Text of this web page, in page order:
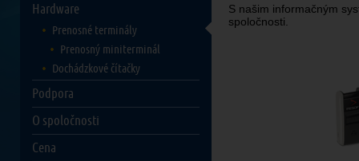
Hardware
Prenosné terminály
Prenosný miniterminál
Dochádzkové čítačky
Podpora
O spoločnosti
Cena
S našim informačným
spoločnosti.